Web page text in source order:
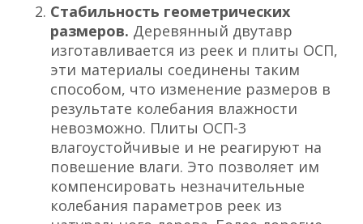
Стабильность геометрических
размеров. Деревянный двутавр
изготавливается из реек и плиты ОСП,
эти материалы соединены таким
способом, что изменение размеров в
результате колебания влажности
невозможно. Плиты ОСП-3
влагоустойчивые и не реагируют на
повешение влаги. Это позволяет им
компенсировать незначительные
колебания параметров реек из